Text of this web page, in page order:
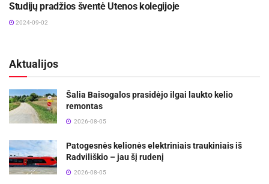
Studijų pradžios šventė Utenos kolegijoje
2024-09-02
Aktualijos
Šalia Baisogalos prasidėjo ilgai laukto kelio
remontas
2026-08-05
Patogesnės kelionės elektriniais traukiniais iš
Radviliškio – jau šį rudenį
2026-08-05